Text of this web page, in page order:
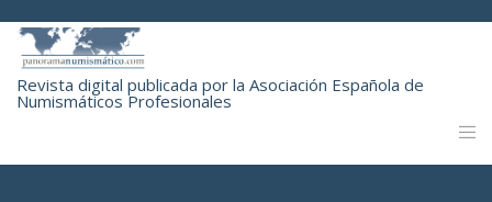
Revista digital publicada por la Asociación Española de
Numismáticos Profesionales